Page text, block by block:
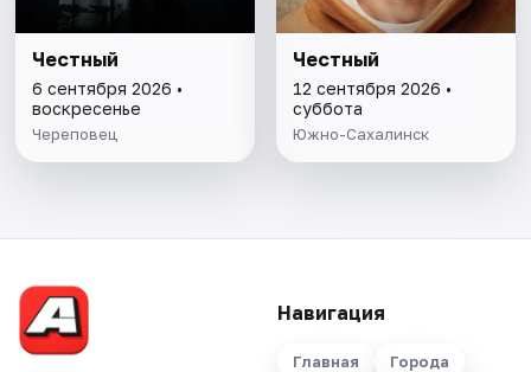
Честный
6 сентября 2026 •
воскресенье
Череповец
Честный
12 сентября 2026 •
суббота
Южно-Сахалинск
Навигация
Главная Города